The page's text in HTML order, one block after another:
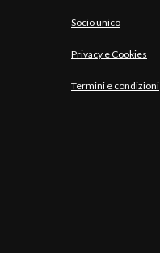
Socio unico
Privacy e Cookies
Termini e condizioni